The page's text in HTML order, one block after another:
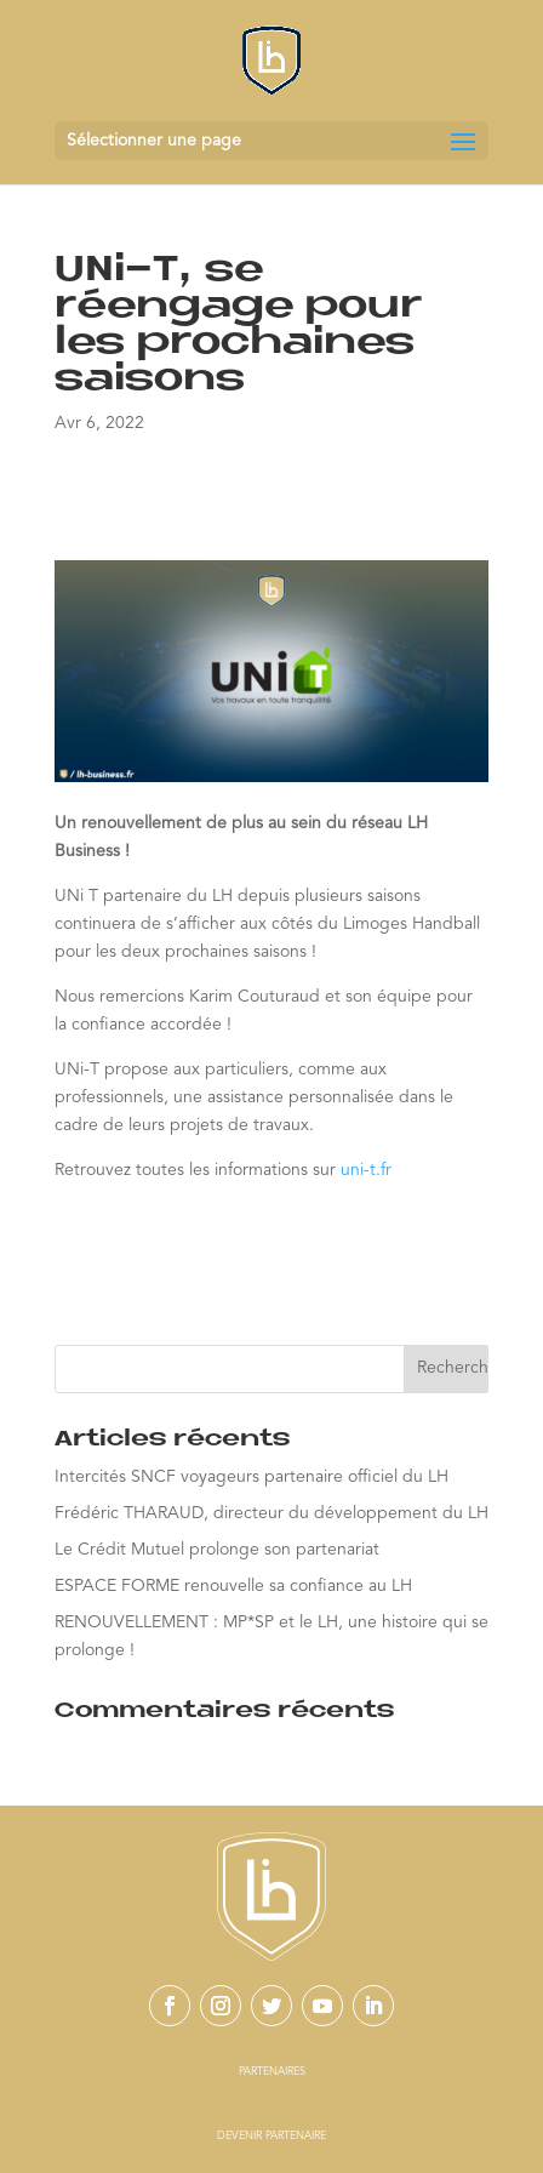
Sélectionner une page
UNi-T, se
réengage pour
les prochaines
saisons
Avr 6, 2022
Un renouvellement de plus au sein du réseau LH
Business !
UNi T partenaire du LH depuis plusieurs saisons
continuera de s’afficher aux côtés du Limoges Handball
pour les deux prochaines saisons !
Nous remercions Karim Couturaud et son équipe pour
la confiance accordée !
UNi-T propose aux particuliers, comme aux
professionnels, une assistance personnalisée dans le
cadre de leurs projets de travaux.
Retrouvez toutes les informations sur uni-t.fr
Articles récents
Intercités SNCF voyageurs partenaire officiel du LH
Frédéric THARAUD, directeur du développement du LH
Le Crédit Mutuel prolonge son partenariat
ESPACE FORME renouvelle sa confiance au LH
RENOUVELLEMENT : MP*SP et le LH, une histoire qui se
prolonge !
Commentaires récents
PARTENAIRES
DEVENIR PARTENAIRE